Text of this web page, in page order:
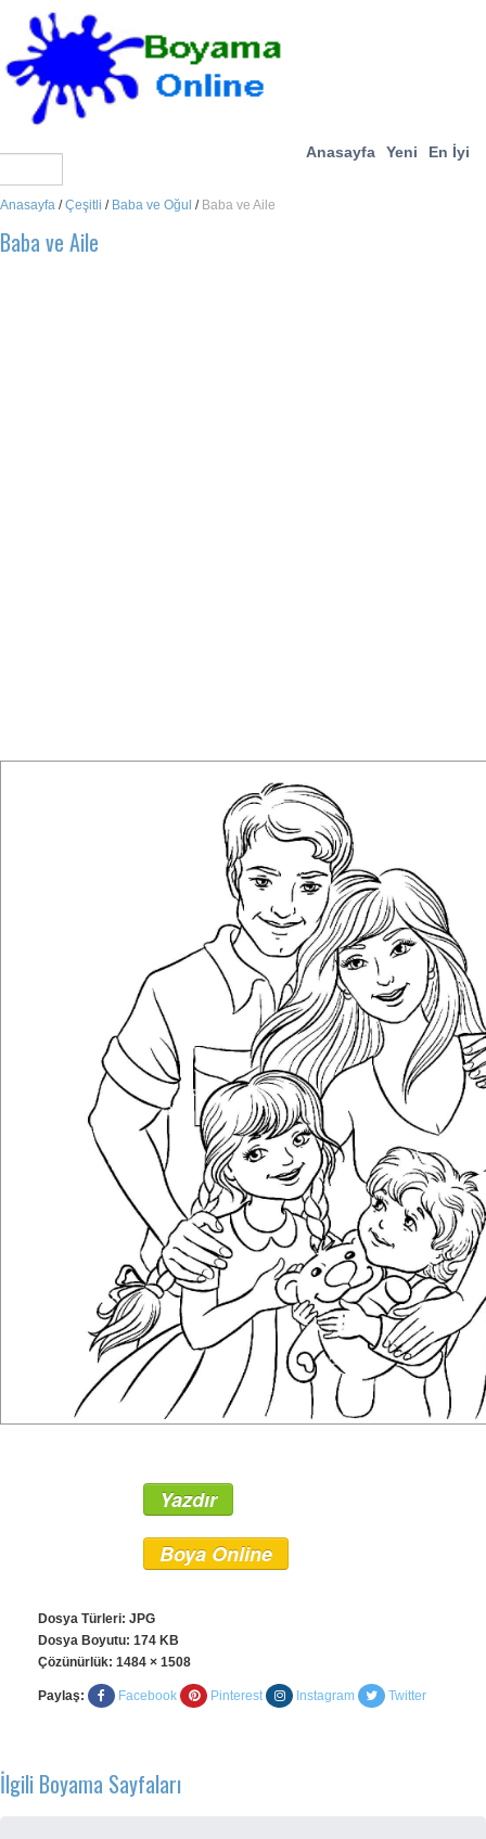
Anasayfa Yeni En İyi
Anasayfa /Çeşitli / Baba ve Oğul / Baba ve Aile
Baba ve Aile
Yazdır
Boya Online
Dosya Türleri: JPG
Dosya Boyutu: 174 KB
Çözünürlük: 1484 × 1508
Paylaş: Facebook Pinterest Instagram Twitter
İlgili Boyama Sayfaları